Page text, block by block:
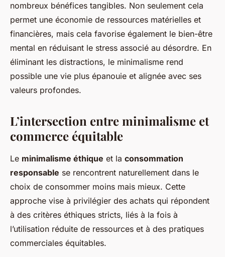
nombreux bénéfices tangibles. Non seulement cela
permet une économie de ressources matérielles et
financières, mais cela favorise également le bien-être
mental en réduisant le stress associé au désordre. En
éliminant les distractions, le minimalisme rend
possible une vie plus épanouie et alignée avec ses
valeurs profondes.
L’intersection entre minimalisme et
commerce équitable
Le minimalisme éthique et la consommation
responsable se rencontrent naturellement dans le
choix de consommer moins mais mieux. Cette
approche vise à privilégier des achats qui répondent
à des critères éthiques stricts, liés à la fois à
l’utilisation réduite de ressources et à des pratiques
commerciales équitables.